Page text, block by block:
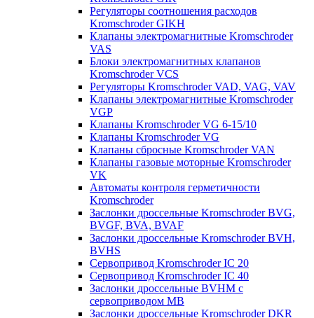
Регуляторы соотношения расходов
Kromschroder GIKH
Клапаны электромагнитные Kromschroder
VAS
Блоки электромагнитных клапанов
Kromschroder VCS
Регуляторы Kromschroder VAD, VAG, VAV
Клапаны электромагнитные Kromschroder
VGP
Клапаны Kromschroder VG 6-15/10
Клапаны Kromschroder VG
Клапаны сбросные Kromschroder VAN
Клапаны газовые моторные Kromschroder
VK
Автоматы контроля герметичности
Kromschroder
Заслонки дроссельные Kromschroder BVG,
BVGF, BVA, BVAF
Заслонки дроссельные Kromschroder BVH,
BVHS
Сервопривод Kromschroder IC 20
Сервопривод Kromschroder IC 40
Заслонки дроссельные BVHM с
сервоприводом МВ
Заслонки дроссельные Kromschroder DKR